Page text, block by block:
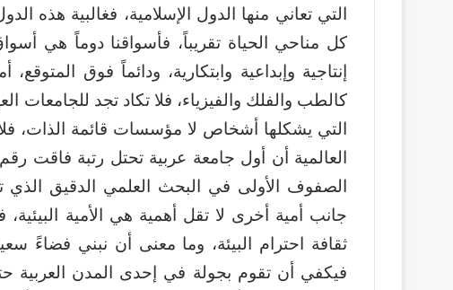
التي تعاني منها الدول الإسلامية، فغالبية هذه
كل مناحي الحياة تقريباً، فأسواقنا دوماً هي
إنتاجية وإبداعية وابتكارية، ودائماً فوق المتوقع،
كالطب والفلك والفيزياء، فلا تكاد تجد للجامعات
الصفوف الأولى في البحث العلمي الدقيق الذي
جانب أمية أخرى لا تقل أهمية هي الأمية
ثقافة احترام البيئة، وما معنى أن نبني فضاءً
فيكفي أن تقوم بجولة في إحدى المدن